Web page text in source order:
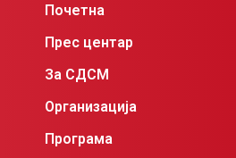
Почетна
Прес центар
За СДСМ
Организација
Програма